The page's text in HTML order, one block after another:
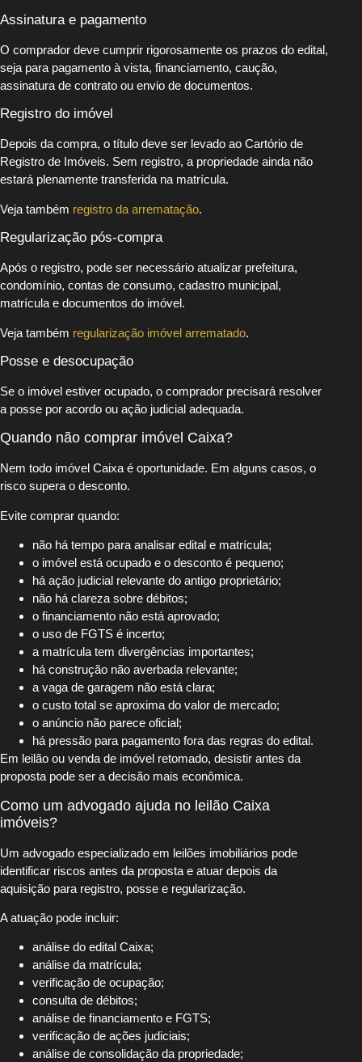
Assinatura e pagamento
O comprador deve cumprir rigorosamente os prazos do edital,
seja para pagamento à vista, financiamento, caução,
assinatura de contrato ou envio de documentos.
Registro do imóvel
Depois da compra, o título deve ser levado ao Cartório de
Registro de Imóveis. Sem registro, a propriedade ainda não
estará plenamente transferida na matrícula.
Veja também registro da arrematação.
Regularização pós-compra
Após o registro, pode ser necessário atualizar prefeitura,
condomínio, contas de consumo, cadastro municipal,
matrícula e documentos do imóvel.
Veja também regularização imóvel arrematado.
Posse e desocupação
Se o imóvel estiver ocupado, o comprador precisará resolver
a posse por acordo ou ação judicial adequada.
Quando não comprar imóvel Caixa?
Nem todo imóvel Caixa é oportunidade. Em alguns casos, o
risco supera o desconto.
Evite comprar quando:
não há tempo para analisar edital e matrícula;
o imóvel está ocupado e o desconto é pequeno;
há ação judicial relevante do antigo proprietário;
não há clareza sobre débitos;
o financiamento não está aprovado;
o uso de FGTS é incerto;
a matrícula tem divergências importantes;
há construção não averbada relevante;
a vaga de garagem não está clara;
o custo total se aproxima do valor de mercado;
o anúncio não parece oficial;
há pressão para pagamento fora das regras do edital.
Em leilão ou venda de imóvel retomado, desistir antes da
proposta pode ser a decisão mais econômica.
Como um advogado ajuda no leilão Caixa
imóveis?
Um advogado especializado em leilões imobiliários pode
identificar riscos antes da proposta e atuar depois da
aquisição para registro, posse e regularização.
A atuação pode incluir:
análise do edital Caixa;
análise da matrícula;
verificação de ocupação;
consulta de débitos;
análise de financiamento e FGTS;
verificação de ações judiciais;
análise de consolidação da propriedade;